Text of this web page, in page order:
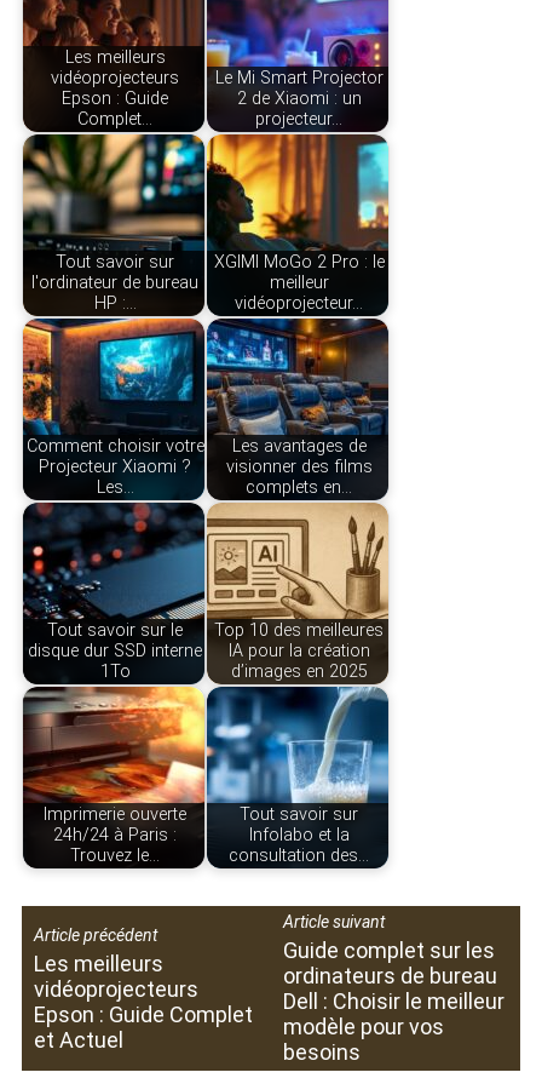
Les meilleurs
vidéoprojecteurs
Epson : Guide
Complet…
Le Mi Smart Projector
2 de Xiaomi : un
projecteur…
Tout savoir sur
l'ordinateur de bureau
HP :…
XGIMI MoGo 2 Pro : le
meilleur
vidéoprojecteur…
Comment choisir votre
Projecteur Xiaomi ?
Les…
Les avantages de
visionner des films
complets en…
Tout savoir sur le
disque dur SSD interne
1To
Top 10 des meilleures
IA pour la création
d’images en 2025
Imprimerie ouverte
24h/24 à Paris :
Trouvez le…
Tout savoir sur
Infolabo et la
consultation des…
Article précédent
Les meilleurs
vidéoprojecteurs
Epson : Guide Complet
et Actuel
Article suivant
Guide complet sur les
ordinateurs de bureau
Dell : Choisir le meilleur
modèle pour vos
besoins